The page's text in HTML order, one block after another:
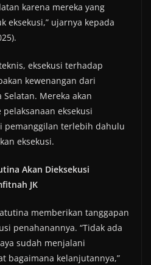
karena mereka yang
eksekusi,” ujarnya kepada
eksekusi terhadap
kewenangan dari
Selatan. Mereka akan
eksekusi
pemanggilan terlebih dahulu
eksekusi.
Akan Dieksekusi
JK
memberikan tanggapan
penahanannya. “Tidak ada
sudah menjalani
bagaimana kelanjutannya,”